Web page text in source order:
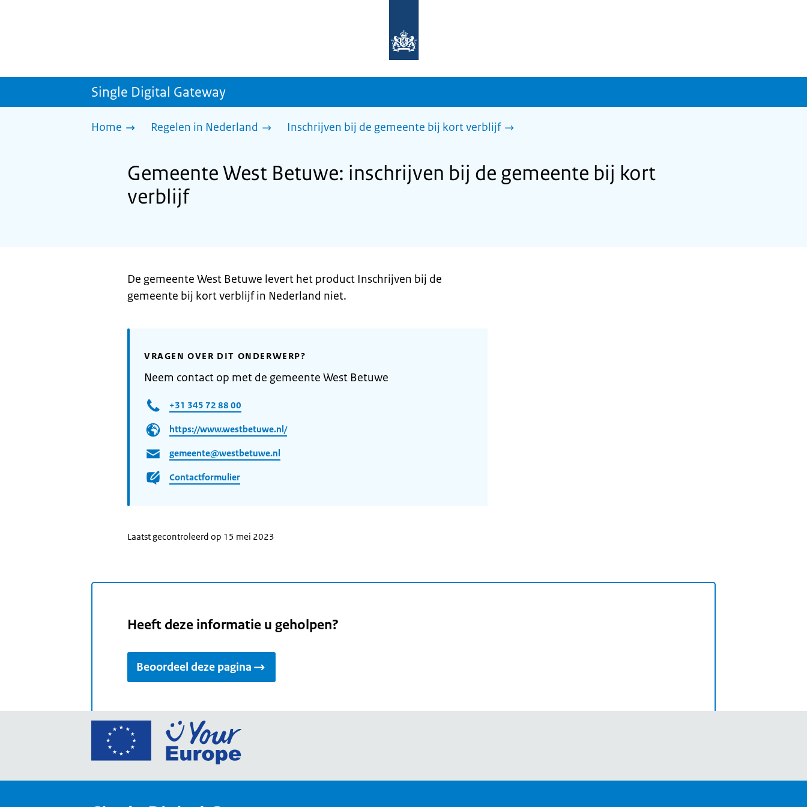
homepage
sdg.rijksoverheid.nl
Single Digital Gateway
Home Regelen in Nederland Inschrijven bij de gemeente bij kort verblijf
Gemeente West Betuwe: inschrijven bij de gemeente bij kort
verblijf
De gemeente West Betuwe levert het product Inschrijven bij de
gemeente bij kort verblijf in Nederland niet.
VRAGEN OVER DIT ONDERWERP?
Neem contact op met de gemeente West Betuwe
+31 345 72 88 00
https://www.westbetuwe.nl/
gemeente@westbetuwe.nl
Contactformulier
Laatst gecontroleerd op 15 mei 2023
Heeft deze informatie u geholpen?
Beoordeel deze pagina
Ga
homepage